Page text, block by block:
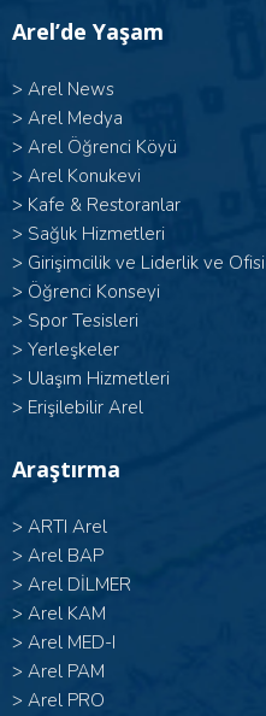
Arel’de Yaşam
> Arel News
> Arel Medya
> Arel Öğrenci Köyü
> Arel Konukevi
> Kafe & Restoranlar
> Sağlık Hizmetleri
> Girişimcilik ve Liderlik ve Ofisi
> Öğrenci Konseyi
> Spor Tesisleri
> Yerleşkeler
> Ulaşım Hizmetleri
> Erişilebilir Arel
Araştırma
> ARTI Arel
> Arel BAP
> Arel DİLMER
> Arel KAM
> Arel MED-I
> Arel PAM
> Arel PRO